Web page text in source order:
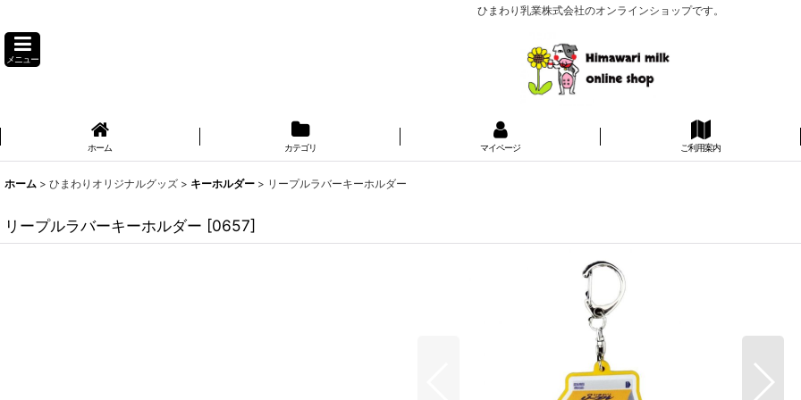
ひまわり乳業株式会社のオンラインショップです。
メニュー
ホーム カテゴリ マイページ ご利用案内
ホーム > ひまわりオリジナルグッズ > キーホルダー > リープルラバーキーホルダー
リープルラバーキーホルダー [0657]